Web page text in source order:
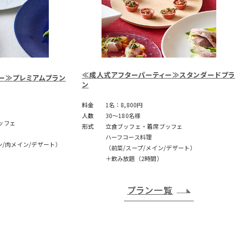
≫プレミアムプラン
フェ
肉メイン/デザート）
≪成人式アフターパーティー≫スタンダードプラ
ン
料金
1名：8,800円
人数
30～180名様
形式
立食ブッフェ・着席ブッフェ
ハーフコース料理
（前菜/スープ/メイン/デザート）
＋飲み放題（2時間）
プラン一覧